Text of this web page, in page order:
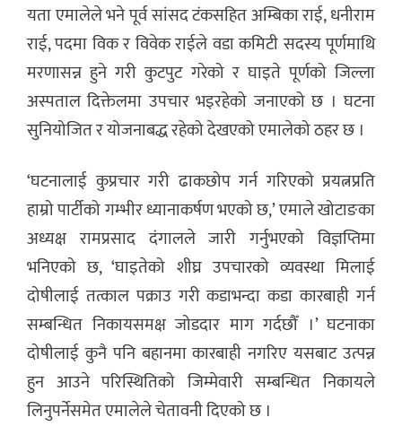
यता एमालेले भने पूर्व सांसद टंकसहित अम्बिका राई, धनीराम
राई, पदमा विक र विवेक राईले वडा कमिटी सदस्य पूर्णमाथि
मरणासन्न हुने गरी कुटपुट गरेको र घाइते पूर्णको जिल्ला
अस्पताल दिक्तेलमा उपचार भइरहेको जनाएको छ । घटना
सुनियोजित र योजनाबद्ध रहेको देखएको एमालेको ठहर छ ।
‘घटनालाई कुप्रचार गरी ढाकछोप गर्न गरिएको प्रयत्नप्रति
हाम्रो पार्टीको गम्भीर ध्यानाकर्षण भएको छ,’ एमाले खोटाङका
अध्यक्ष रामप्रसाद दंगालले जारी गर्नुभएको विज्ञप्तिमा
भनिएको छ, ‘घाइतेको शीघ्र उपचारको व्यवस्था मिलाई
दोषीलाई तत्काल पक्राउ गरी कडाभन्दा कडा कारबाही गर्न
सम्बन्धित निकायसमक्ष जोडदार माग गर्दछौँ ।’घटनाका
दोषीलाई कुनै पनि बहानमा कारबाही नगरिए यसबाट उत्पन्न
हुन आउने परिस्थितिको जिम्मेवारी सम्बन्धित निकायले
लिनुपर्नेसमेत एमालेले चेतावनी दिएको छ ।